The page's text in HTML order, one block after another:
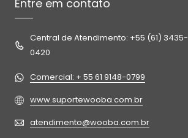
Entre em contato
Central de Atendimento: +55 (61) 3435-
0420
Comercial: + 55 61 9148-0799
www.suportewooba.com.br
atendimento@wooba.com.br